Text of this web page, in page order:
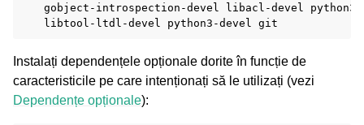
gobject-introspection-devel
libacl-devel
libtool-ltdl-devel
python3-devel
Instalați dependențele opționale dorite în funcție de
caracteristicile pe care intenționați să le utilizați (vezi
Dependențe opționale):